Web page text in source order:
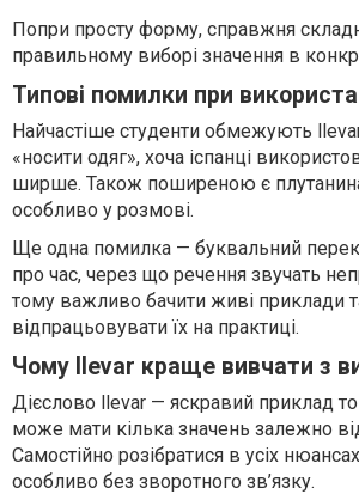
Попри просту форму, справжня
правильному виборі значення в
Типові помилки при
Найчастіше студенти обмежують
«носити одяг», хоча іспанці
ширше. Також поширеною є
особливо у розмові.
Ще одна помилка — буквальний
про час, через що речення звучать
тому важливо бачити живі приклади
відпрацьовувати їх на практиці.
Чому llevar краще вивчати з
Дієслово llevar — яскравий приклад
може мати кілька значень залежно від
Самостійно розібратися в усіх
особливо без зворотного зв’язку.